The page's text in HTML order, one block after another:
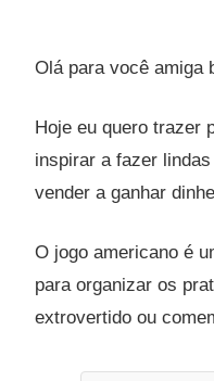
Olá para você amiga
Hoje eu quero trazer
inspirar a fazer
vender a ganhar
O jogo americano é
para organizar os
extrovertido ou